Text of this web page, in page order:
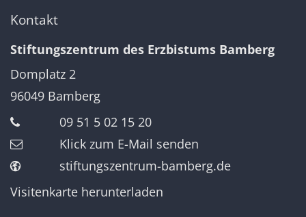
Kontakt
Stiftungszentrum des Erzbistums Bamberg
Domplatz 2
96049 Bamberg
09 51 5 02 15 20
Klick zum E-Mail senden
stiftungszentrum-bamberg.de
Visitenkarte herunterladen